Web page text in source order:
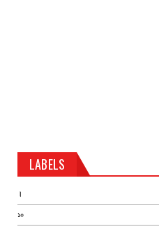
LABELS
।
১০